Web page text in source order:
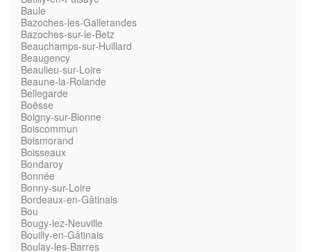
Baule
Bazoches-les-Gallerandes
Bazoches-sur-le-Betz
Beauchamps-sur-Huillard
Beaugency
Beaulieu-sur-Loire
Beaune-la-Rolande
Bellegarde
Boësse
Boigny-sur-Bionne
Boiscommun
Boismorand
Boisseaux
Bondaroy
Bonnée
Bonny-sur-Loire
Bordeaux-en-Gâtinais
Bou
Bougy-lez-Neuville
Bouilly-en-Gâtinais
Boulay-les-Barres